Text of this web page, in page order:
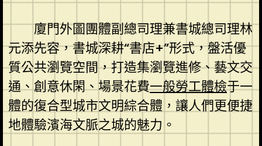
廈門外圖團體副總司理兼書城總司理林
元添先容，書城深耕“書店+”形式，盤活優
質公共瀏覽空間，打造集瀏覽進修、藝文交
通、創意休閑、場景花費一般勞工體檢于一
體的復合型城市文明綜合體，讓人們更便捷
地體驗濱海文脈之城的魅力。